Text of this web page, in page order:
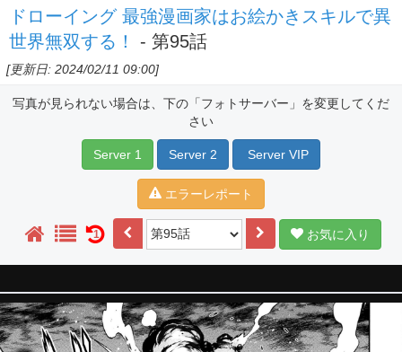
ドローイング 最強漫画家はお絵かきスキルで異
世界無双する！
- 第95話
[更新日: 2024/02/11 09:00]
写真が見られない場合は、下の「フォトサーバー」を変更してくだ
さい
Server 1 Server 2 Server VIP
エラーレポート
1 お気に入り